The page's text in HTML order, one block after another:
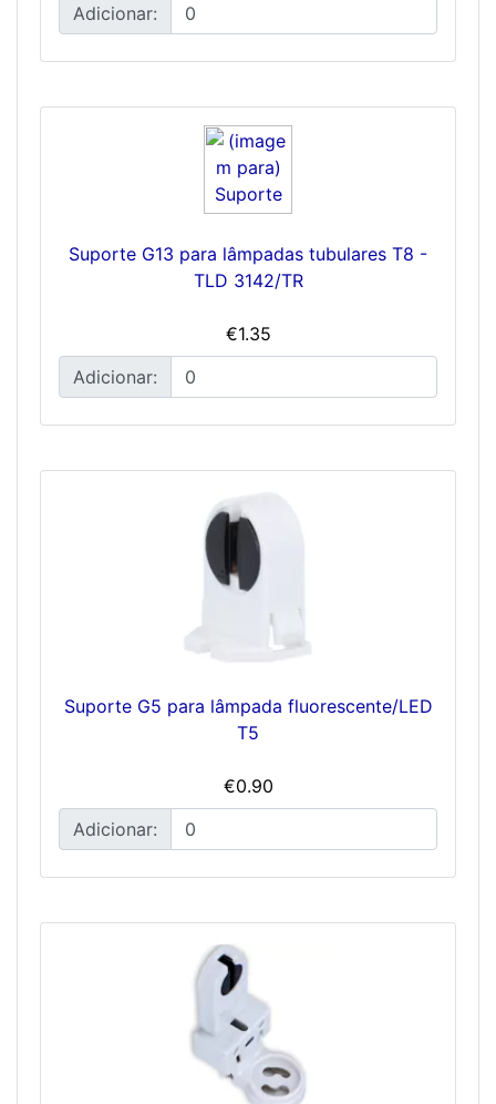
Adicionar:
Suporte G13 para lâmpadas tubulares T8 -
TLD 3142/TR
€1.35
Adicionar:
Suporte G5 para lâmpada fluorescente/LED
T5
€0.90
Adicionar: